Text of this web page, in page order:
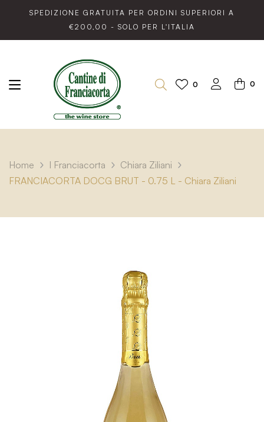
SPEDIZIONE GRATUITA PER ORDINI SUPERIORI A
€200,00 - SOLO PER L'ITALIA
0 0
Home I Franciacorta
Chiara Ziliani
FRANCIACORTA DOCG BRUT - 0.75 L - Chiara Ziliani